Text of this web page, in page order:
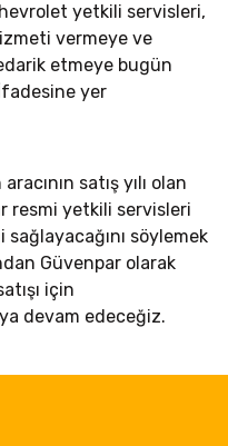
yetkili servisleri,
vermeye ve
etmeye bugün
yer
satış yılı olan
resmi yetkili servisleri
söylemek
Güvenpar olarak
için
devam edeceğiz.